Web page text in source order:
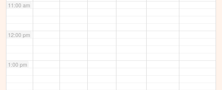
11:00 am
12:00 pm
1:00 pm